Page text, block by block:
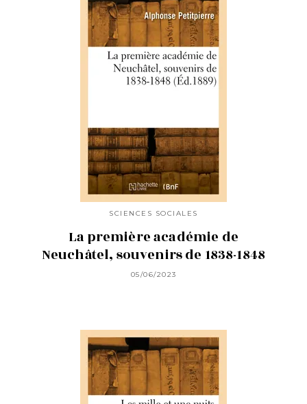
SCIENCES SOCIALES
La première académie de
Neuchâtel, souvenirs de 1838-1848
05/06/2023